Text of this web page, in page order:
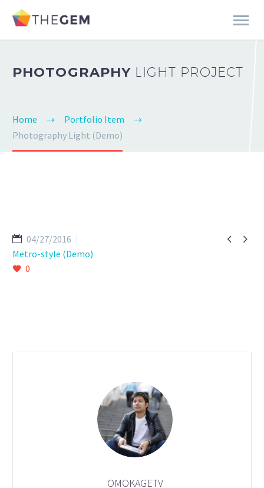
PHOTOGRAPHY LIGHT PROJECT
Home
Portfolio Item
Photography Light (Demo)
 
04/27/2016
Metro-style (Demo)
0
OMOKAGETV